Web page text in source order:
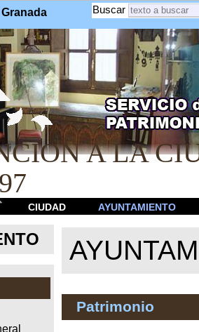
Buscar
A LA
CIUDAD AYUNTAMIENTO
Patrimonio